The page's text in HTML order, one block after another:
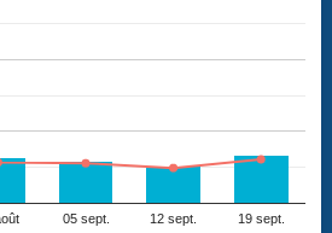
05 sept. 12 sept. 19 sept.